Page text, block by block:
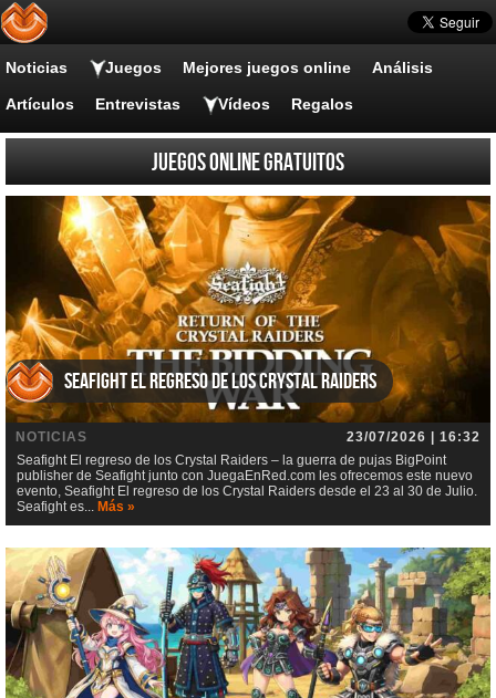
Noticias Juegos Mejores juegos online Análisis
Artículos Entrevistas Vídeos Regalos
Juegos online gratuitos
Seafight El regreso de los Crystal Raiders
NOTICIAS
23/07/2026 | 16:32
Seafight El regreso de los Crystal Raiders – la guerra de pujas BigPoint
publisher de Seafight junto con JuegaEnRed.com les ofrecemos este nuevo
evento, Seafight El regreso de los Crystal Raiders desde el 23 al 30 de Julio.
Seafight es... Más »